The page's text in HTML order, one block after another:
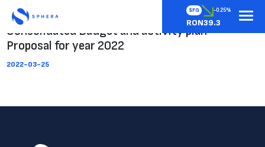
SFG -0.25%
RON39.3
Consolidated Budget and activity plan –
Proposal for year 2022
2022-03-25